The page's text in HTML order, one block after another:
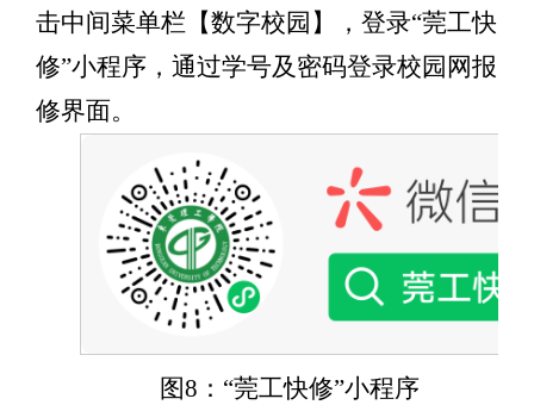
击中间菜单栏【数字校园】，登录“莞工快
修”小程序，通过学号及密码登录校园网报
修界面。
图8：“莞工快修”小程序